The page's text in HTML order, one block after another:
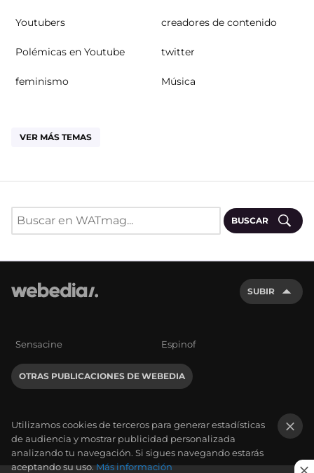
Youtubers creadores de contenido
Polémicas en Youtube twitter
feminismo Música
VER MÁS TEMAS
BUSCAR
SUBIR
Sensacine Espinof
OTRAS PUBLICACIONES DE WEBEDIA
Utilizamos cookies de terceros para generar estadísticas
de audiencia y mostrar publicidad personalizada
analizando tu navegación. Si sigues navegando estarás
aceptando su uso.Más información